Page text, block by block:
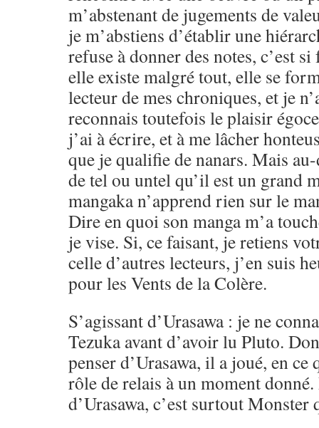
m’abstenant de jugements de
je m’abstiens d’établir une
refuse à donner des notes, c’est
elle existe malgré tout, elle se
lecteur de mes chroniques, et je
reconnais toutefois le plaisir
j’ai à écrire, et à me lâcher
que je qualifie de nanars. Mais
de tel ou untel qu’il est un grand
mangaka n’apprend rien sur le
Dire en quoi son manga m’a
je vise. Si, ce faisant, je retiens
celle d’autres lecteurs, j’en suis
pour les Vents de la Colère.
S’agissant d’Urasawa : je ne
Tezuka avant d’avoir lu Pluto.
penser d’Urasawa, il a joué, en
rôle de relais à un moment
d’Urasawa, c’est surtout Monster